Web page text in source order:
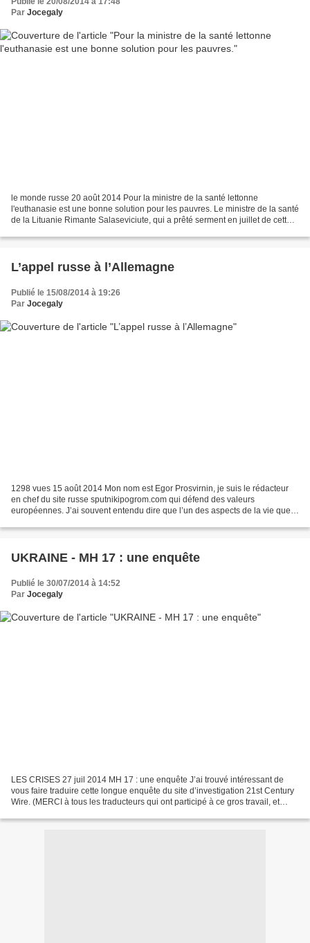
Par Jocegaly
le monde russe 20 août 2014 Pour la ministre de la santé lettonne
l'euthanasie est une bonne solution pour les pauvres. Le ministre de la santé
de la Lituanie Rimante Salaseviciute, qui a prêté serment en juillet de cette
L’appel russe à l’Allemagne
Publié le 15/08/2014 à 19:26
Par Jocegaly
1298 vues 15 août 2014 Mon nom est Egor Prosvirnin, je suis le rédacteur
en chef du site russe sputnikipogrom.com qui défend des valeurs
européennes. J’ai souvent entendu dire que l’un des aspects de la vie que
UKRAINE - MH 17 : une enquête
Publié le 30/07/2014 à 14:52
Par Jocegaly
LES CRISES 27 juil 2014 MH 17 : une enquête J’ai trouvé intéressant de
vous faire traduire cette longue enquête du site d’investigation 21st Century
Wire. (MERCI à tous les traducteurs qui ont participé à ce gros travail, et